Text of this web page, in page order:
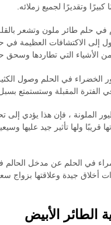
وتقديرًا لجميع زملائه.
في حلم طائر ملون وتشعر
إلى الاكتشافات العظيمة في
التي تطاردها وسحق
الخضراء في الحلم وصول
الفترة المقبلة وستستمتع
الملونة ، فإن هذا يؤدي إلى
قريبًا ولها تأثير جيد عليها
في الحلم عن مدخل الحالم
أخلاق جيدة وعلاقتها بزواج
الطائر الأبيض